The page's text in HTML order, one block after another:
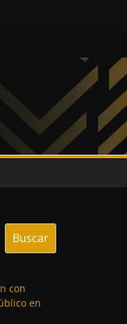
Buscar
con
en